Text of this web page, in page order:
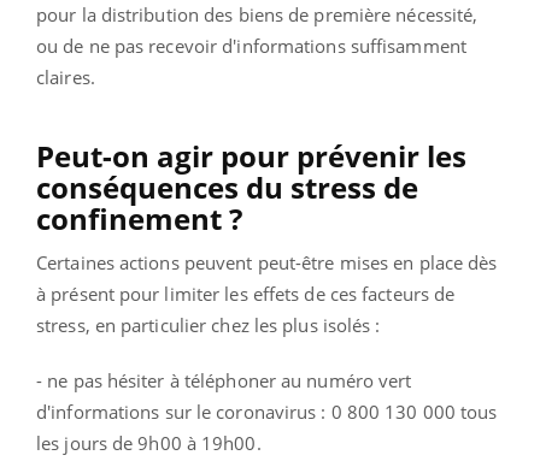
pour la distribution des biens de première nécessité,
ou de ne pas recevoir d'informations suffisamment
claires.
Peut-on agir pour prévenir les
conséquences du stress de
confinement ?
Certaines actions peuvent peut-être mises en place dès
à présent pour limiter les effets de ces facteurs de
stress, en particulier chez les plus isolés :
- ne pas hésiter à téléphoner au numéro vert
d'informations sur le coronavirus : 0 800 130 000 tous
les jours de 9h00 à 19h00.